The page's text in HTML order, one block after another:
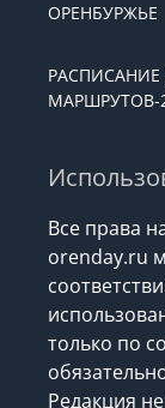
ОРЕНБУРЖЬЕ
МАРШРУТОВ-
Все права
orenday.ru
только по
Редакция